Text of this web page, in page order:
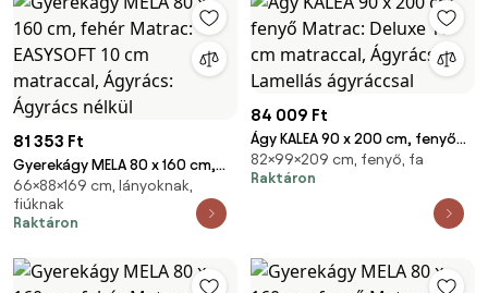
81 353 Ft
Gyerekágy MELA 80 x 160 cm,
fehér Matrac: EASYSOFT 10 cm
matraccal, Ágyrács: Ágyrács
nélkül
66×88×169 cm, lányoknak,
fiúknak
Raktáron
84 009 Ft
Ágy KALEA 90 x 200 cm, fenyő
Matrac: Deluxe 10 cm
matraccal, Ágyrács: Lamellás
82×99×209 cm, fenyő, fa
Raktáron